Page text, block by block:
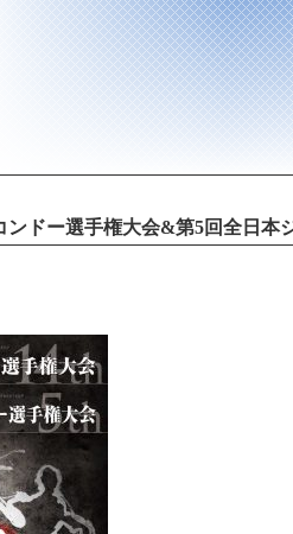
ンドー選手権大会&第5回全日本